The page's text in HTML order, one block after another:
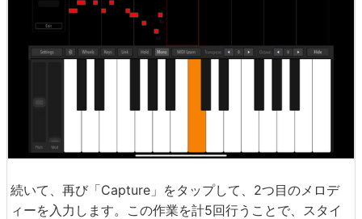
続いて、再び「Capture」をタップして、2つ目のメロデ
ィーを入力します。この作業を計5回行うことで、スタイ